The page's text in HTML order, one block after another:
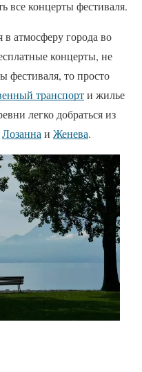
все концерты фестиваля.
в атмосферу города во
концерты, не
фестиваля, то просто
транспорти жилье
легко добраться из
Лозаннаи Женева.